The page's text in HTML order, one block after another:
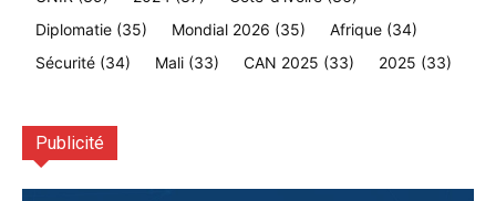
Diplomatie (35) Mondial 2026 (35) Afrique (34)
Sécurité (34) Mali (33) CAN 2025 (33) 2025 (33)
Publicité